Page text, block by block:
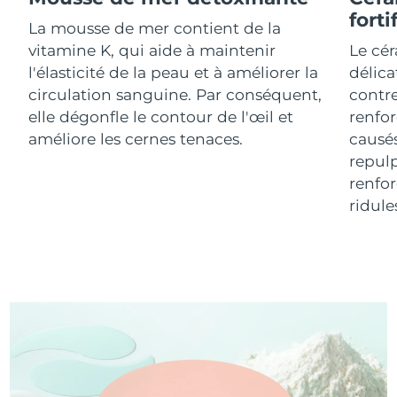
La mousse de mer contient de la
vitamine K, qui aide à maintenir
l'élasticité de la peau et à améliorer la
circulation sanguine. Par conséquent,
elle dégonfle le contour de l'œil et
améliore les cernes tenaces.
Le
R.A.S. chinoise de
Macao
Livraison estimée 8/11/26
Malaisie Livraison estimée 8/12/26
Malte Livraison estimée 8/9/26
8/13/26
Norvège Livraison estimée8/9/26
Oman Livraison estimée8/12/26